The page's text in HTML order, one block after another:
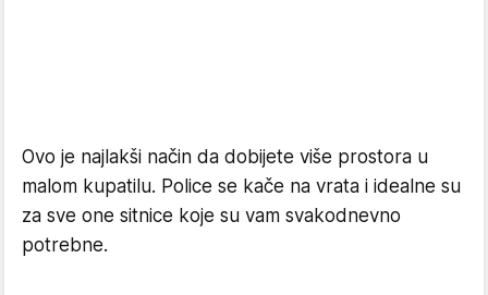
Ovo je najlakši način da dobijete više prostora u
malom kupatilu. Police se kače na vrata i idealne su
za sve one sitnice koje su vam svakodnevno
potrebne.